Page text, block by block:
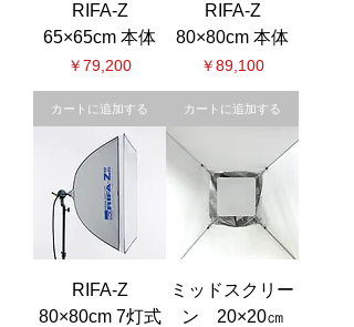
RIFA-Z
65×65cm 本体
価格
￥79,200
カートに追加する
RIFA-Z
80×80cm 本体
価格
￥89,100
カートに追加する
RIFA-Z
80×80cm 7灯式
ミッドスクリー
ン 20×20㎝